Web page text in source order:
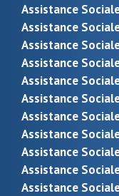
Assistance
Assistance
Assistance
Assistance
Assistance
Assistance
Assistance
Assistance
Assistance
Assistance
Assistance